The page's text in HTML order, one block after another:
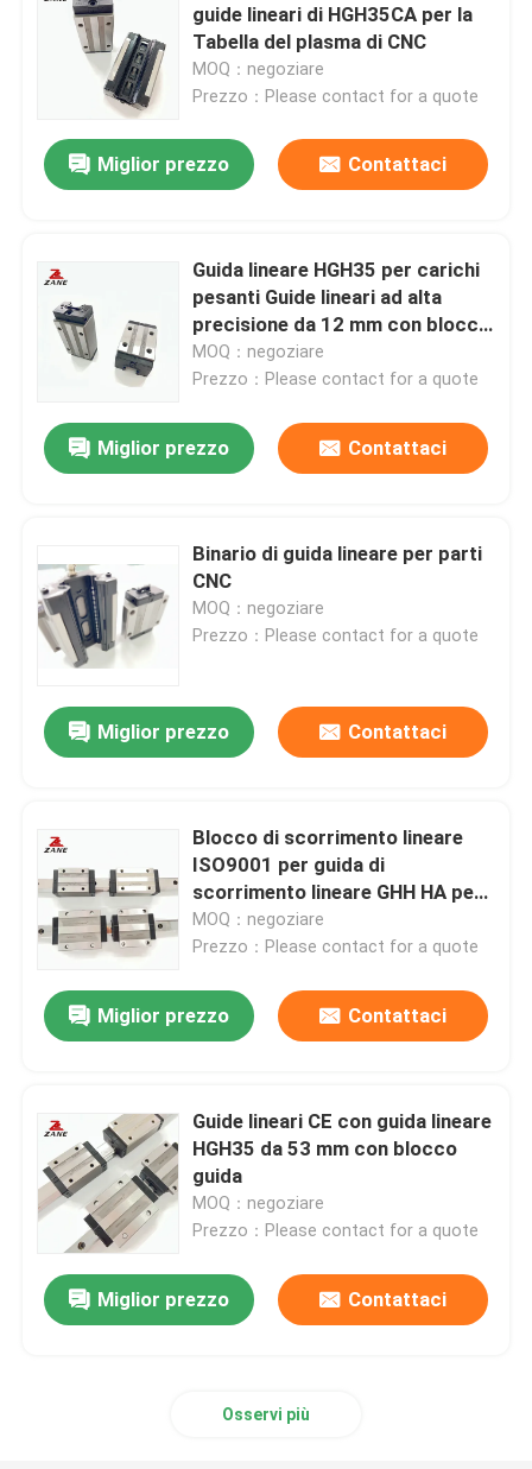
Casa
guide lineari di HGH35CA per la
Tabella del plasma di CNC
MOQ：negoziare
Prezzo：Please contact for a quote
Miglior prezzo Contattaci
Guida lineare HGH35 per carichi
pesanti Guide lineari ad alta
precisione da 12 mm con blocco
guida
MOQ：negoziare
Prezzo：Please contact for a quote
Miglior prezzo Contattaci
Binario di guida lineare per parti
CNC
MOQ：negoziare
Prezzo：Please contact for a quote
Miglior prezzo Contattaci
Blocco di scorrimento lineare
ISO9001 per guida di
scorrimento lineare GHH HA per
carichi pesanti
MOQ：negoziare
Prezzo：Please contact for a quote
Miglior prezzo Contattaci
Guide lineari CE con guida lineare
HGH35 da 53 mm con blocco
guida
MOQ：negoziare
Prezzo：Please contact for a quote
Miglior prezzo Contattaci
Osservi più